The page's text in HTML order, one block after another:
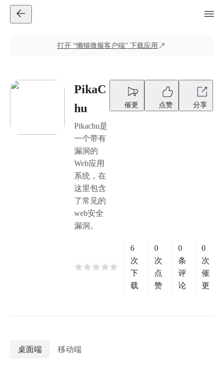
打开 “懒猫微服客户端” 下载应用
PikaC
hu
Pikachu是
一个带有
漏洞的
Web应用
系统，在
这里包含
了常见的
web安全
漏洞。
催更 点赞 分享
6
次
下
载
0
次
点
赞
0
条
评
论
0
次
催
更
桌面端 移动端